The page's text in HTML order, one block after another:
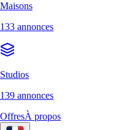
Maisons
133 annonces
Studios
139 annonces
OffresÀ propos